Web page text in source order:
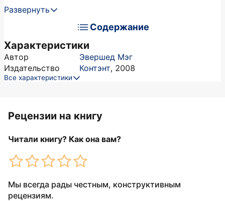
Развернуть
Содержание
Характеристики
Автор
Эвершед Мэг
Издательство
Контэнт, 2008
Все характеристики
Рецензии на книгу
Читали книгу? Как она вам?
Мы всегда рады честным, конструктивным
рецензиям.